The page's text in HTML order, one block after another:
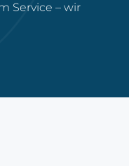
Service – wir